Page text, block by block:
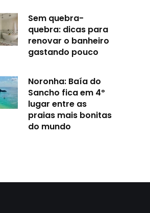
Sem quebra-
quebra: dicas para
renovar o banheiro
gastando pouco
Noronha: Baía do
Sancho fica em 4º
lugar entre as
praias mais bonitas
do mundo